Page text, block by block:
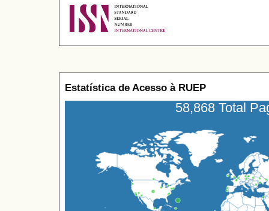
Estatística de Acesso à RUEP
58,868 Total